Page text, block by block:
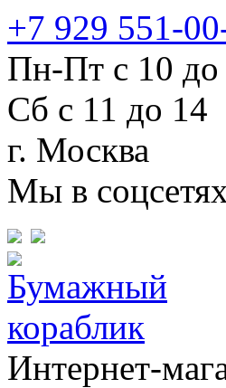
+7 929 551-
Пн-Пт с 10 до
Сб с 11 до 14
г. Москва
Мы в
Интернет-